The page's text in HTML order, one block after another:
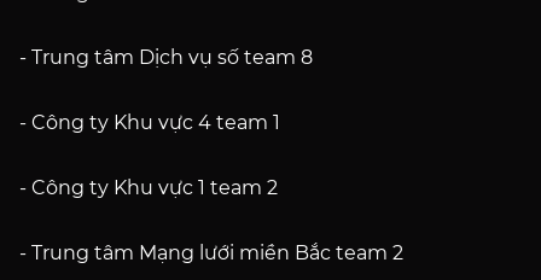
- Trung tâm Dịch vụ số team 8
- Công ty Khu vực 4 team 1
- Công ty Khu vực 1 team 2
- Trung tâm Mạng lưới miền Bắc team 2